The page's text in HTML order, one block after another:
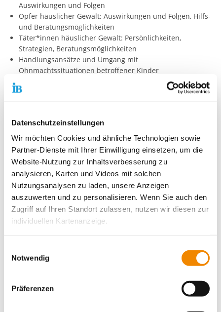
Datenschutzeinstellungen
Wir möchten Cookies und ähnliche Technologien sowie
Partner-Dienste mit Ihrer Einwilligung einsetzen, um die
Website-Nutzung zur Inhaltsverbesserung zu
analysieren, Karten und Videos mit solchen
Nutzungsanalysen zu laden, unsere Anzeigen
auszuwerten und zu personalisieren. Wenn Sie auch den
Zugriff auf Ihren Standort zulassen, nutzen wir diesen zur
individuellen Kartenanzeige.
unsere Partner Daten wie Ihre IP-Adresse und
verarbeiten diese zusammen mit Daten von anderen
Websites. Die Partner erkennen mitunter auch, wenn Sie
zum Website-Besuch verschiedene Geräte verwenden,
Notwendig
Präferenzen
Auswirkungen und Folgen
Opfer häuslicher Gewalt: Auswirkungen und Folgen, Hilfs-
und Beratungsmöglichkeiten
Täter*innen häuslicher Gewalt: Persönlichkeiten,
Strategien, Beratungsmöglichkeiten
Handlungsansätze und Umgang mit
Ohnmachtssituationen betroffener Kinder
Umgang mit Belastungssituationen der Mitarbeiter*innen
und Reflexion eigener Anteile
Methoden
Medieneinsatz (Filmbeispiele)
Kleingruppenarbeit
Plenumsarbeit
Impulsreferate
exemplarische Fallarbeit
Beginn am ersten Tag: 10:00 Uhr
Leitung
Steffen Burger